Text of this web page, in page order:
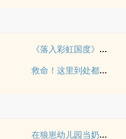
《落入彩虹国度》穿越+西幻+言情
救命！这里到处都是阴暗批（西幻NPH）
在狼崽幼儿园当奶爸的日常